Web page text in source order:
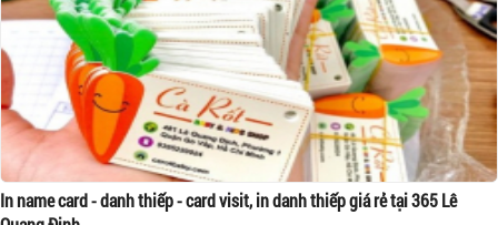
In name card - danh thiếp - card visit, in danh thiếp giá rẻ tại 365 Lê